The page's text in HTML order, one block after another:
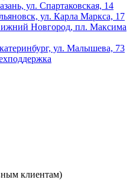
ул. Спартаковская, 14
ул. Карла Маркса, 17
Новгород, пл. Максима
ул. Малышева, 73
клиентам)